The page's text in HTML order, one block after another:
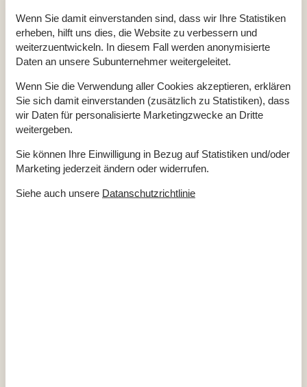
Diverse
Anzahl Badezimmer 1
Anzahl Schlafzimmer 4
Baujahr 1890
Energiehaus
Hoch Geschwindigkeits Internet
Internet
Luft/Wasser Wärmepumpe
Nationales Fernsehen
Nichtraucher
Wohnfläche in m² 144 m²
Draußen
Bademöglichkeiten (flach)
Bademöglichkeiten (Sandstrand)
Wenn Sie damit einverstanden sind, dass wir Ihre Statistiken
erheben, hilft uns dies, die Website zu verbessern und
weiterzuentwickeln. In diesem Fall werden anonymisierte
Daten an unsere Subunternehmer weitergeleitet.
Wenn Sie die Verwendung aller Cookies akzeptieren, erklären
Sie sich damit einverstanden (zusätzlich zu Statistiken), dass
wir Daten für personalisierte Marketingzwecke an Dritte
weitergeben.
Sie können Ihre Einwilligung in Bezug auf Statistiken und/oder
Marketing jederzeit ändern oder widerrufen.
Siehe auch unsere Datanschutzrichtlinie